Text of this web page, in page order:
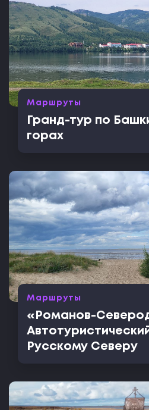
Маршруты
Гранд-тур по
горах
Маршруты
«Романов-
Русскому Северу